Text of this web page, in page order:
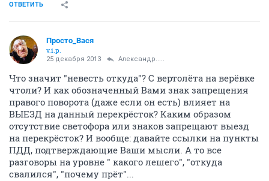
ОТВЕТИТЬ
Просто_Вася
v.i.p.
25 декабря 2013 Александр.....
Что значит "невесть откуда"? С вертолёта на верёвке
чтоли? И как обозначенный Вами знак запрещения
правого поворота (даже если он есть) влияет на
ВЫЕЗД на данный перекрёсток? Каким образом
отсутствие светофора или знаков запрещают выезд
на перекрёсток? И вообще: давайте ссылки на пункты
ПДД, подтверждающие Ваши мысли. А то все
разговоры на уровне " какого лешего", "откуда
свалился", "почему прёт"...